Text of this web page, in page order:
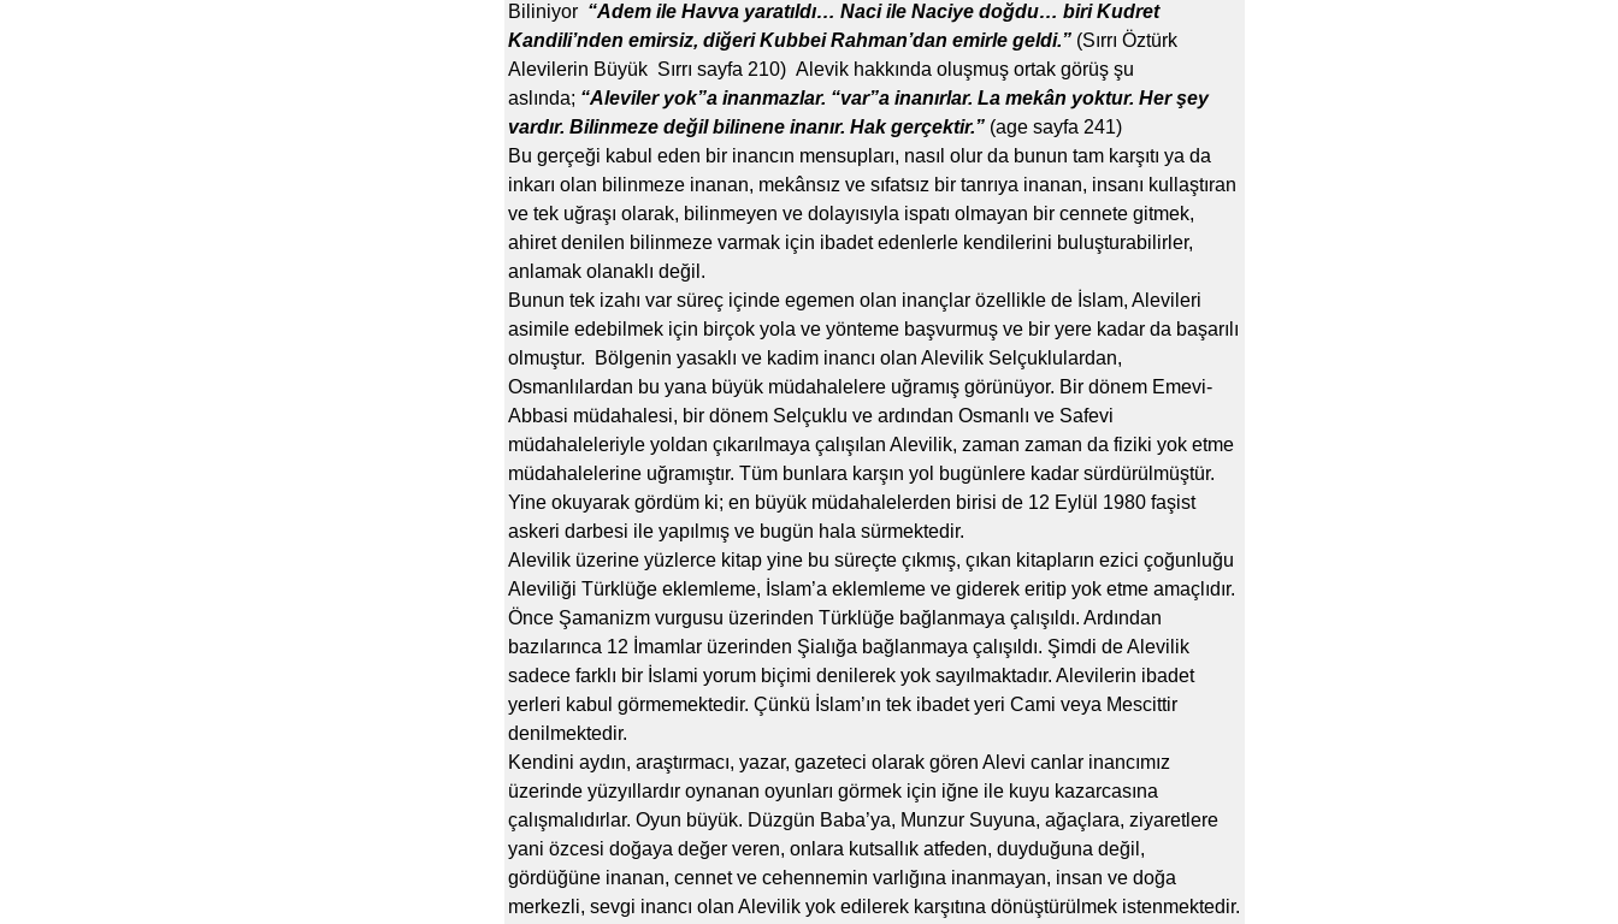
Biliniyor “Adem ile Havva yaratıldı… Naci ile Naciye doğdu… biri Kudret
Kandili’nden emirsiz, diğeri Kubbei Rahman’dan emirle geldi.” (Sırrı Öztürk
Alevilerin Büyük Sırrı sayfa 210) Alevik hakkında oluşmuş ortak görüş şu
aslında; “Aleviler yok”a inanmazlar. “var”a inanırlar. La mekân yoktur. Her şey
vardır. Bilinmeze değil bilinene inanır. Hak gerçektir.” (age sayfa 241)
Bu gerçeği kabul eden bir inancın mensupları, nasıl olur da bunun tam karşıtı ya da
inkarı olan bilinmeze inanan, mekânsız ve sıfatsız bir tanrıya inanan, insanı kullaştıran
ve tek uğraşı olarak, bilinmeyen ve dolayısıyla ispatı olmayan bir cennete gitmek,
ahiret denilen bilinmeze varmak için ibadet edenlerle kendilerini buluşturabilirler,
anlamak olanaklı değil.
Bunun tek izahı var süreç içinde egemen olan inançlar özellikle de İslam, Alevileri
asimile edebilmek için birçok yola ve yönteme başvurmuş ve bir yere kadar da başarılı
olmuştur. Bölgenin yasaklı ve kadim inancı olan Alevilik Selçuklulardan,
Osmanlılardan bu yana büyük müdahalelere uğramış görünüyor. Bir dönem Emevi-
Abbasi müdahalesi, bir dönem Selçuklu ve ardından Osmanlı ve Safevi
müdahaleleriyle yoldan çıkarılmaya çalışılan Alevilik, zaman zaman da fiziki yok etme
müdahalelerine uğramıştır. Tüm bunlara karşın yol bugünlere kadar sürdürülmüştür.
Yine okuyarak gördüm ki; en büyük müdahalelerden birisi de 12 Eylül 1980 faşist
askeri darbesi ile yapılmış ve bugün hala sürmektedir.
Alevilik üzerine yüzlerce kitap yine bu süreçte çıkmış, çıkan kitapların ezici çoğunluğu
Aleviliği Türklüğe eklemleme, İslam’a eklemleme ve giderek eritip yok etme amaçlıdır.
Önce Şamanizm vurgusu üzerinden Türklüğe bağlanmaya çalışıldı. Ardından
bazılarınca 12 İmamlar üzerinden Şialığa bağlanmaya çalışıldı. Şimdi de Alevilik
sadece farklı bir İslami yorum biçimi denilerek yok sayılmaktadır. Alevilerin ibadet
yerleri kabul görmemektedir. Çünkü İslam’ın tek ibadet yeri Cami veya Mescittir
denilmektedir.
Kendini aydın, araştırmacı, yazar, gazeteci olarak gören Alevi canlar inancımız
üzerinde yüzyıllardır oynanan oyunları görmek için iğne ile kuyu kazarcasına
çalışmalıdırlar. Oyun büyük. Düzgün Baba’ya, Munzur Suyuna, ağaçlara, ziyaretlere
yani özcesi doğaya değer veren, onlara kutsallık atfeden, duyduğuna değil,
gördüğüne inanan, cennet ve cehennemin varlığına inanmayan, insan ve doğa
merkezli, sevgi inancı olan Alevilik yok edilerek karşıtına dönüştürülmek istenmektedir.